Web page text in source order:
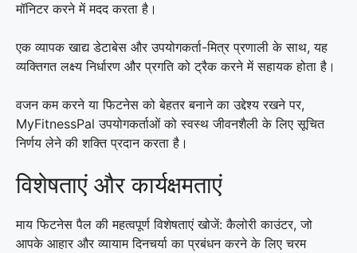
मॉनिटर करने में मदद करता है।
एक व्यापक खाद्य डेटाबेस और उपयोगकर्ता-मित्र प्रणाली के साथ, यह
व्यक्तिगत लक्ष्य निर्धारण और प्रगति को ट्रैक करने में सहायक होता है।
वजन कम करने या फिटनेस को बेहतर बनाने का उद्देश्य रखने पर,
MyFitnessPal उपयोगकर्ताओं को स्वस्थ जीवनशैली के लिए सूचित
निर्णय लेने की शक्ति प्रदान करता है।
विशेषताएं और कार्यक्षमताएं
माय फिटनेस पैल की महत्वपूर्ण विशेषताएं खोजें: कैलोरी काउंटर, जो
आपके आहार और व्यायाम दिनचर्या का प्रबंधन करने के लिए चरम